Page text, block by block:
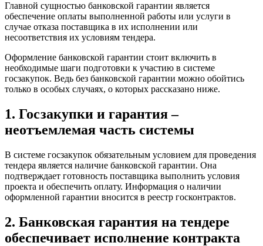
Главной сущностью банковской гарантии является
обеспечение оплаты выполненной работы или услуги в
случае отказа поставщика в их исполнении или
несоответствия их условиям тендера.
Оформление банковской гарантии стоит включить в
необходимые шаги подготовки к участию в системе
госзакупок. Ведь без банковской гарантии можно обойтись
только в особых случаях, о которых рассказано ниже.
1. Госзакупки и гарантия –
неотъемлемая часть системы
В системе госзакупок обязательным условием для проведения
тендера является наличие банковской гарантии. Она
подтверждает готовность поставщика выполнить условия
проекта и обеспечить оплату. Информация о наличии
оформленной гарантии вносится в реестр госконтрактов.
2. Банковская гарантия на тендере
обеспечивает исполнение контракта